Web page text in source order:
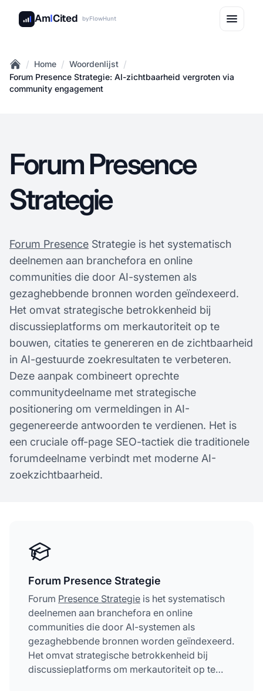
AmICited byFlowHunt
Home
/ Home / Woordenlijst /
Forum Presence Strategie: AI-zichtbaarheid vergroten via
community engagement
Forum Presence
Strategie
Forum Presence Strategie is het systematisch
deelnemen aan branchefora en online
communities die door AI-systemen als
gezaghebbende bronnen worden geïndexeerd.
Het omvat strategische betrokkenheid bij
discussieplatforms om merkautoriteit op te
bouwen, citaties te genereren en de zichtbaarheid
in AI-gestuurde zoekresultaten te verbeteren.
Deze aanpak combineert oprechte
communitydeelname met strategische
positionering om vermeldingen in AI-
gegenereerde antwoorden te verdienen. Het is
een cruciale off-page SEO-tactiek die traditionele
forumdeelname verbindt met moderne AI-
zoekzichtbaarheid.
Forum Presence Strategie
Forum Presence Strategie is het systematisch
deelnemen aan branchefora en online
communities die door AI-systemen als
gezaghebbende bronnen worden geïndexeerd.
Het omvat strategische betrokkenheid bij
discussieplatforms om merkautoriteit op te